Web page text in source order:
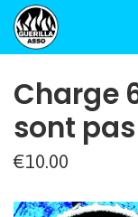
Charge
sont
€10.00